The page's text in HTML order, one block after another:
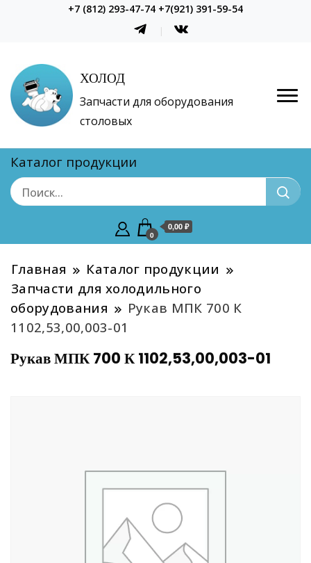
+7 (812) 293-47-74 +7(921) 391-59-54
ХОЛОД
Запчасти для оборудования
столовых
Каталог продукции
0
0,00 ₽
Главная
Каталог продукции
Запчасти для холодильного
оборудования
Рукав МПК 700 К
1102,53,00,003-01
Рукав МПК 700 К 1102,53,00,003-01